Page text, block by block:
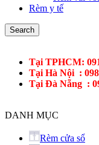
Rèm y tế
Search
Tại TPHCM:
Tại Hà Nội :
Tại Đà Nẵng :
DANH MỤC
Rèm cửa sổ